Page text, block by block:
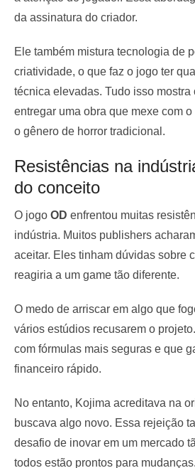
da assinatura do criador.
Ele também mistura tecnologia de
criatividade, o que faz o jogo ter
técnica elevadas. Tudo isso mostra
entregar uma obra que mexe com
o gênero de horror tradicional.
Resistências na
do conceito
O jogo OD enfrentou muitas
indústria. Muitos publishers
aceitar. Eles tinham dúvidas sobre
reagiria a um game tão diferente.
O medo de arriscar em algo que
vários estúdios recusarem o
com fórmulas mais seguras e que
financeiro rápido.
No entanto, Kojima acreditava na
buscava algo novo. Essa rejeição
desafio de inovar em um mercado
todos estão prontos para mudanças.